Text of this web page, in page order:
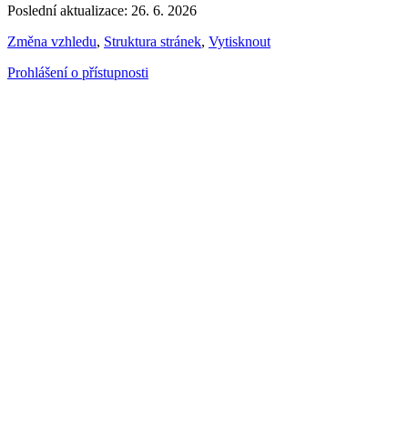
Poslední aktualizace: 26. 6. 2026
Změna vzhledu, Struktura stránek, Vytisknout
Prohlášení o přístupnosti